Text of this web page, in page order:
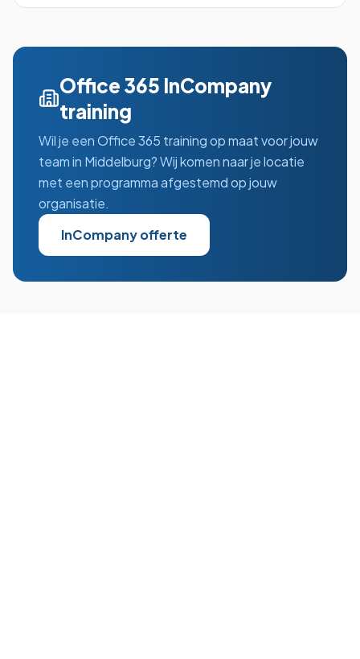
Office 365 InCompany
training
Wil je eenOffice 365 training op maat voor jouw
team in Middelburg? Wij komen naar je locatie
met een programma afgestemd op jouw
organisatie.
InCompany offerte